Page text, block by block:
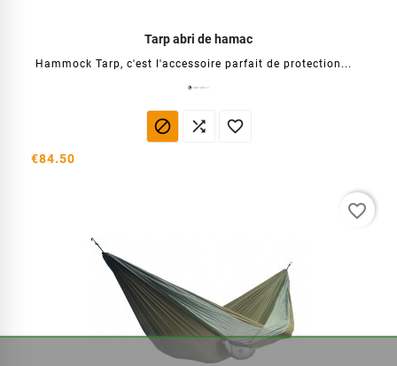
Tarp abri de hamac
Hammock Tarp, c'est l'accessoire parfait de protection...
  
€84.50
favorite_border